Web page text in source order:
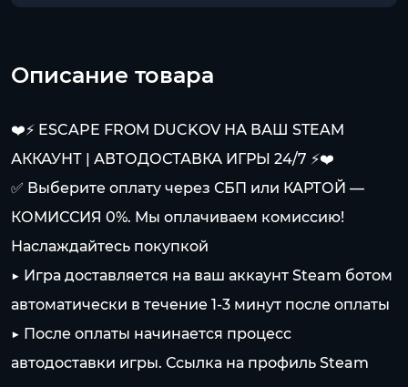
Описание товара
❤️⚡️ ESCAPE FROM DUCKOV НА ВАШ STEAM
АККАУНТ | АВТОДОСТАВКА ИГРЫ 24/7 ⚡️❤️
✅ Выберите оплату через СБП или КАРТОЙ —
КОМИССИЯ 0%. Мы оплачиваем комиссию!
Наслаждайтесь покупкой
▶️ Игра доставляется на ваш аккаунт Steam ботом
автоматически в течение 1-3 минут после оплаты
▶️ После оплаты начинается процесс
автодоставки игры. Ссылка на профиль Steam